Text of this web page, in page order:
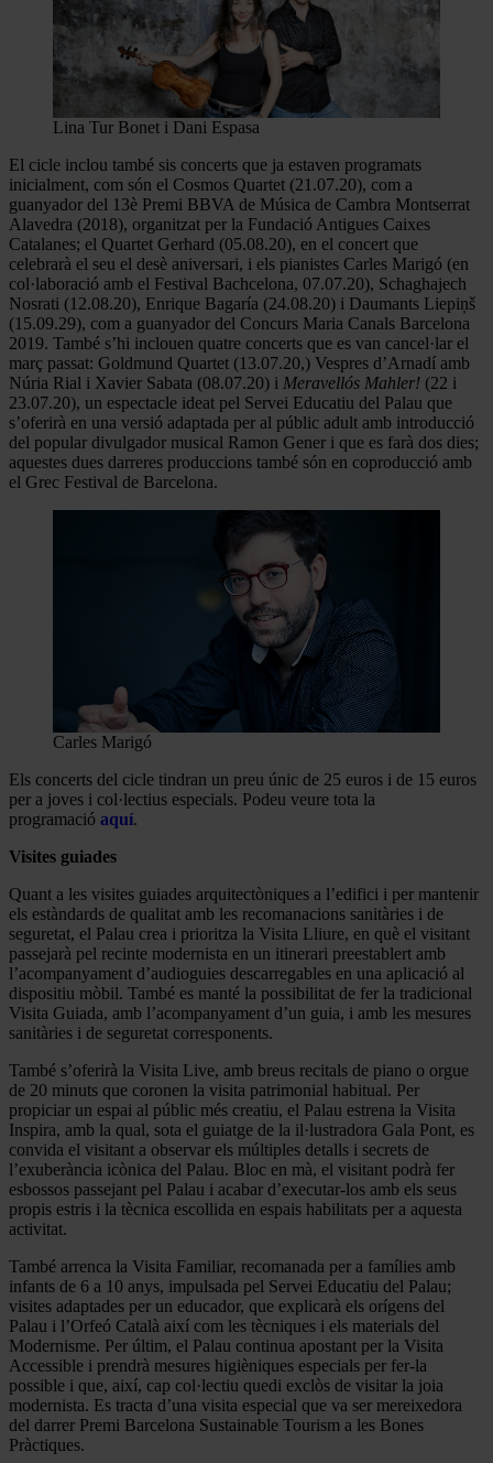
Lina Tur Bonet i Dani Espasa
El cicle inclou també sis concerts que ja estaven programats
inicialment, com són el Cosmos Quartet (21.07.20), com a
guanyador del 13è Premi BBVA de Música de Cambra Montserrat
Alavedra (2018), organitzat per la Fundació Antigues Caixes
Catalanes; el Quartet Gerhard (05.08.20), en el concert que
celebrarà el seu el desè aniversari, i els pianistes Carles Marigó (en
col·laboració amb el Festival Bachcelona, 07.07.20), Schaghajech
Nosrati (12.08.20), Enrique Bagaría (24.08.20) i Daumants Liepiņš
(15.09.29), com a guanyador del Concurs Maria Canals Barcelona
2019. També s’hi inclouen quatre concerts que es van cancel·lar el
març passat: Goldmund Quartet (13.07.20,) Vespres d’Arnadí amb
Núria Rial i Xavier Sabata (08.07.20) i Meravellós Mahler! (22 i
23.07.20), un espectacle ideat pel Servei Educatiu del Palau que
s’oferirà en una versió adaptada per al públic adult amb introducció
del popular divulgador musical Ramon Gener i que es farà dos dies;
aquestes dues darreres produccions també són en coproducció amb
el Grec Festival de Barcelona.
Carles Marigó
Els concerts del cicle tindran un preu únic de 25 euros i de 15 euros
per a joves i col·lectius especials. Podeu veure tota la
programació aquí.
Visites guiades
Quant a les visites guiades arquitectòniques a l’edifici i per mantenir
els estàndards de qualitat amb les recomanacions sanitàries i de
seguretat, el Palau crea i prioritza la Visita Lliure, en què el visitant
passejarà pel recinte modernista en un itinerari preestablert amb
l’acompanyament d’audioguies descarregables en una aplicació al
dispositiu mòbil. També es manté la possibilitat de fer la tradicional
Visita Guiada, amb l’acompanyament d’un guia, i amb les mesures
sanitàries i de seguretat corresponents.
També s’oferirà la Visita Live, amb breus recitals de piano o orgue
de 20 minuts que coronen la visita patrimonial habitual. Per
propiciar un espai al públic més creatiu, el Palau estrena la Visita
Inspira, amb la qual, sota el guiatge de la il·lustradora Gala Pont, es
convida el visitant a observar els múltiples detalls i secrets de
l’exuberància icònica del Palau. Bloc en mà, el visitant podrà fer
esbossos passejant pel Palau i acabar d’executar-los amb els seus
propis estris i la tècnica escollida en espais habilitats per a aquesta
activitat.
També arrenca la Visita Familiar, recomanada per a famílies amb
infants de 6 a 10 anys, impulsada pel Servei Educatiu del Palau;
visites adaptades per un educador, que explicarà els orígens del
Palau i l’Orfeó Català així com les tècniques i els materials del
Modernisme. Per últim, el Palau continua apostant per la Visita
Accessible i prendrà mesures higièniques especials per fer-la
possible i que, així, cap col·lectiu quedi exclòs de visitar la joia
modernista. Es tracta d’una visita especial que va ser mereixedora
del darrer Premi Barcelona Sustainable Tourism a les Bones
Pràctiques.